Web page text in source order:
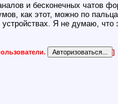
и бесконечных чатов
как этот, можно по
Я не думаю,
]